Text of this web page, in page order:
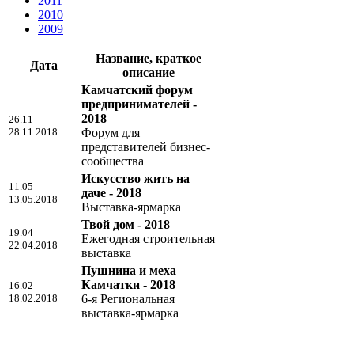
2010
2009
Дата
Название, краткое
описание
26.11
28.11.2018
Камчатский форум
предпринимателей -
2018
Форум для
представителей бизнес-
сообщества
11.05
13.05.2018
Искусство жить на
даче - 2018
Выставка-ярмарка
19.04
22.04.2018
Твой дом - 2018
Ежегодная строительная
выставка
16.02
18.02.2018
Пушнина и меха
Камчатки - 2018
6-я Региональная
выставка-ярмарка